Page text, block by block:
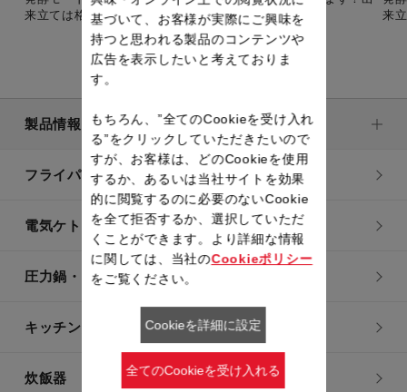
来立ては格別。
来
製品情報
フライパン・鍋
電気ケトル
圧力鍋・電気圧力鍋
キッチン用品
炊飯器
基づいて、お客様が実際にご興味を
持つと思われる製品のコンテンツや
広告を表示したいと考えておりま
す。
もちろん、”全てのCookieを受け入れ
る”をクリックしていただきたいので
すが、お客様は、どのCookieを使用
するか、あるいは当社サイトを効果
的に閲覧するのに必要のないCookie
を全て拒否するか、選択していただ
くことができます。より詳細な情報
に関しては、当社のCookieポリシー
をご覧ください。
Cookieを詳細に設定
全てのCookieを受け入れる